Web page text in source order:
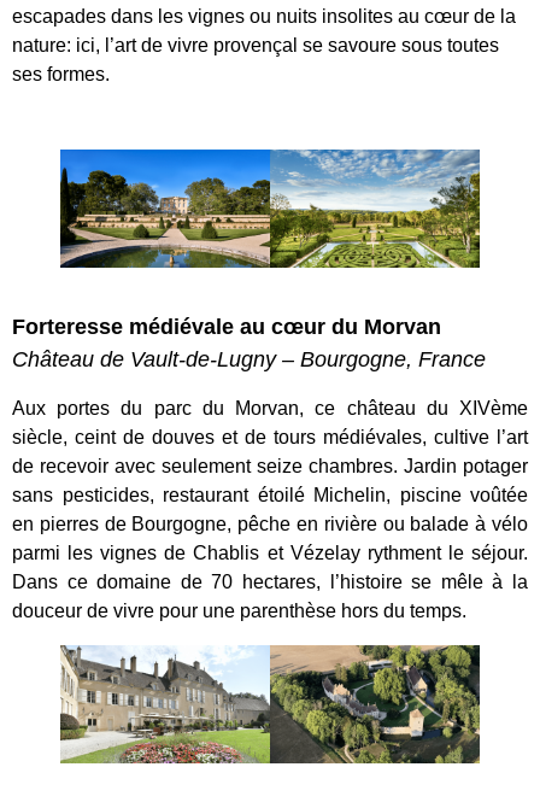
escapades dans les vignes ou nuits insolites au cœur de la
nature: ici, l’art de vivre provençal se savoure sous toutes
ses formes.
Forteresse médiévale au cœur du Morvan
Château de Vault-de-Lugny – Bourgogne, France
Aux portes du parc du Morvan, ce château du XIVème
siècle, ceint de douves et de tours médiévales, cultive l’art
de recevoir avec seulement seize chambres. Jardin potager
sans pesticides, restaurant étoilé Michelin, piscine voûtée
en pierres de Bourgogne, pêche en rivière ou balade à vélo
parmi les vignes de Chablis et Vézelay rythment le séjour.
Dans ce domaine de 70 hectares, l’histoire se mêle à la
douceur de vivre pour une parenthèse hors du temps.